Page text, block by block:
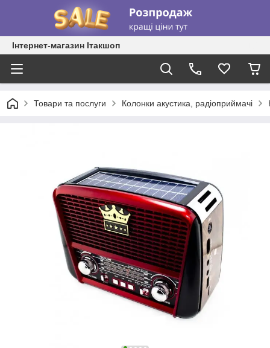
Інтернет-магазин Ітакшоп
Товари та послуги Колонки акустика, радіоприймачі